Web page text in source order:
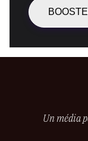
de
activant votre
7 jours
Affichage
auprès
Un média